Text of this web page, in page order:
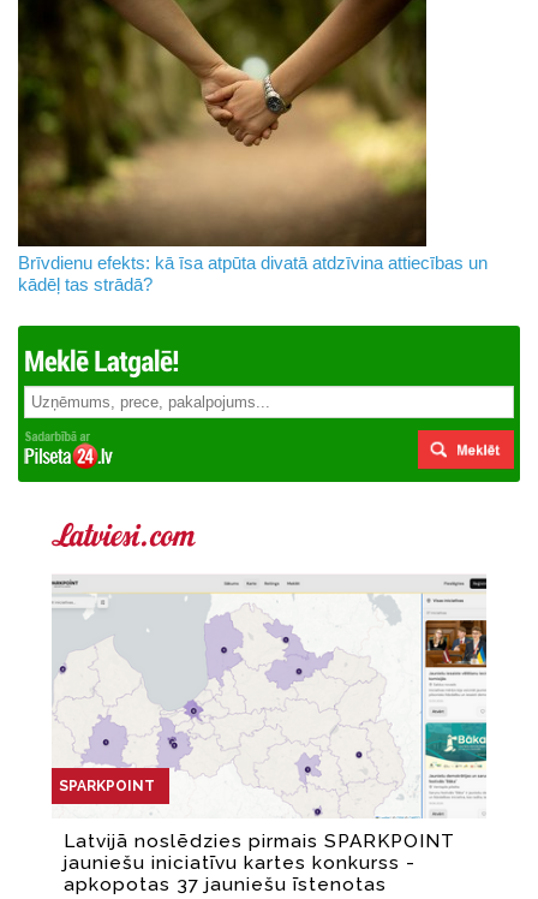
Brīvdienu efekts: kā īsa atpūta divatā atdzīvina attiecības un
kādēļ tas strādā?